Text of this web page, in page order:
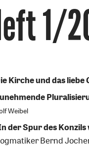
1/
Kirche und das liebe
Weibel
der Spur des
Bernd